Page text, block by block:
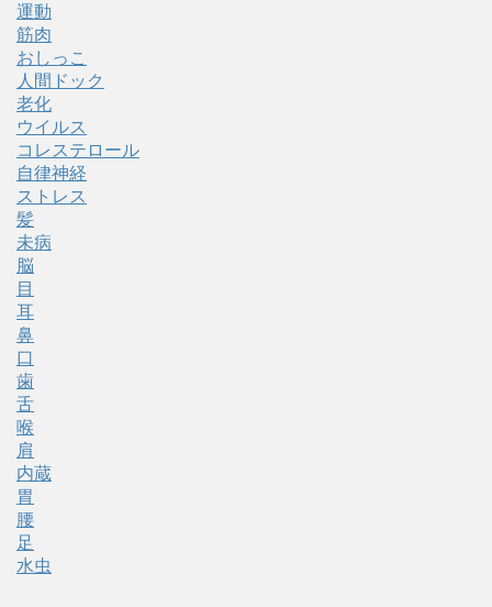
運動
筋肉
おしっこ
人間ドック
老化
ウイルス
コレステロール
自律神経
ストレス
髪
未病
脳
目
耳
鼻
口
歯
舌
喉
肩
内蔵
胃
腰
足
水虫